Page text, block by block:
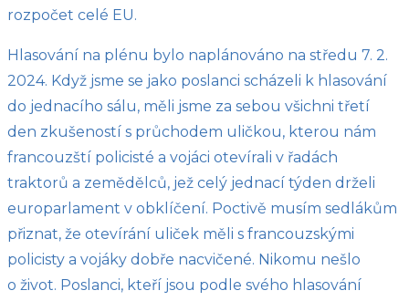
rozpočet celé EU.
Hlasování na plénu bylo naplánováno na středu 7. 2.
2024. Když jsme se jako poslanci scházeli k hlasování
do jednacího sálu, měli jsme za sebou všichni třetí
den zkušeností s průchodem uličkou, kterou nám
francouzští policisté a vojáci otevírali v řadách
traktorů a zemědělců, jež celý jednací týden drželi
europarlament v obklíčení. Poctivě musím sedlákům
přiznat, že otevírání uliček měli s francouzskými
policisty a vojáky dobře nacvičené. Nikomu nešlo
o život. Poslanci, kteří jsou podle svého hlasování